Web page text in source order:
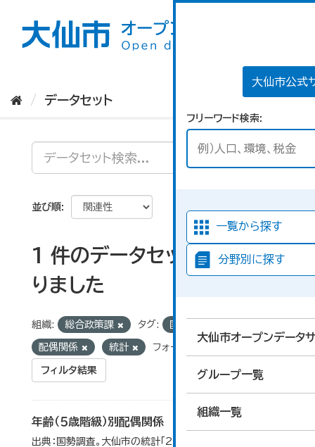
大仙市公式
フリーワード検索
一覧から探す
分野別に探す
大仙市オープンデータ
グループ一覧
組織一覧
データセット
並び順
1 件のデータセットが見つか
りました
組織: 総合政策課 タグ: 国勢調査
配偶関係 統計 フォーマット:
フィルタ結果
年齢（５歳階級）別配偶関係
出典：国勢調査。大仙市の統計「2-12 年齢（5歳階級）別配